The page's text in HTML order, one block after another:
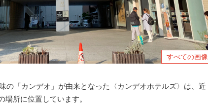
すべての画像
の「カンデオ」が由来となった〈カンデオホテルズ〉は、近
所に位置しています。